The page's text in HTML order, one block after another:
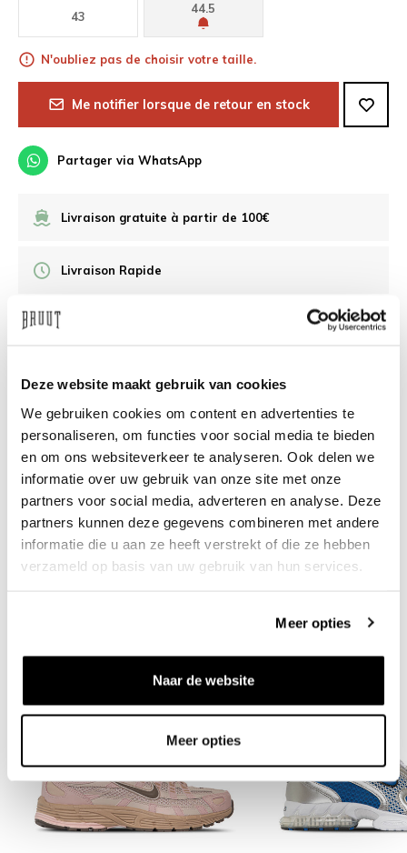
Deze website maakt gebruik van cookies
We gebruiken cookies om content en advertenties te
personaliseren, om functies voor social media te bieden
en om ons websiteverkeer te analyseren. Ook delen we
informatie over uw gebruik van onze site met onze
partners voor social media, adverteren en analyse. Deze
partners kunnen deze gegevens combineren met andere
informatie die u aan ze heeft verstrekt of die ze hebben
verzameld op basis van uw gebruik van hun services.
Meer opties
Naar de website
Meer opties
43
44.5
N'oubliez pas de choisir votre taille.
Me notifier lorsque de retour en stock
Partager via WhatsApp
Livraison gratuite à partir de 100€
Livraison Rapide
Besoin d’aide?Nous sommes là pour vous aider
info@bruut.nl Chat Whatsapp
À propos de ce produit
Livraison et retours
Produits similaires